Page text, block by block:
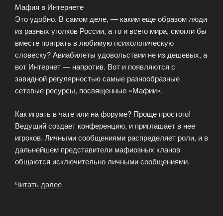
Мафия в Интернете
Это удобно. В самом деле, — каким еще образом люди
из разных уголков России, а то и всего мира, смогли бы
вместе поиграть в любимую психологическую
словеску? Авиабилеты удовольствии не из дешевых, а
вот Интернет — напротив. Вот и появляются с
завидной регулярностью самые разнообразные
сетевые ресурсы, посвященные «Мафии».
Как играть в чате или на форуме? Проще простого!
Ведущий создает конференцию, и приглашает в нее
игроков. Личными сообщениями распределяет роли, и в
дальнейшем представители мафиозных кланов
общаются исключительно личными сообщениями.
Читать далее